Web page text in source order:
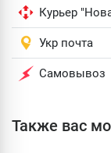
Курьер
Укр почта
Самовывоз
Также вас